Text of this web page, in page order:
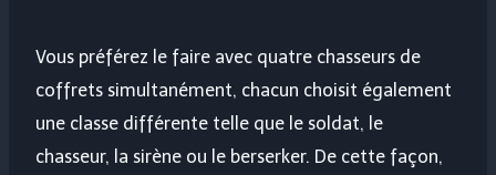
Vous préférez le faire avec quatre chasseurs de
coffrets simultanément, chacun choisit également
une classe différente telle que le soldat, le
chasseur, la sirène ou le berserker. De cette façon,